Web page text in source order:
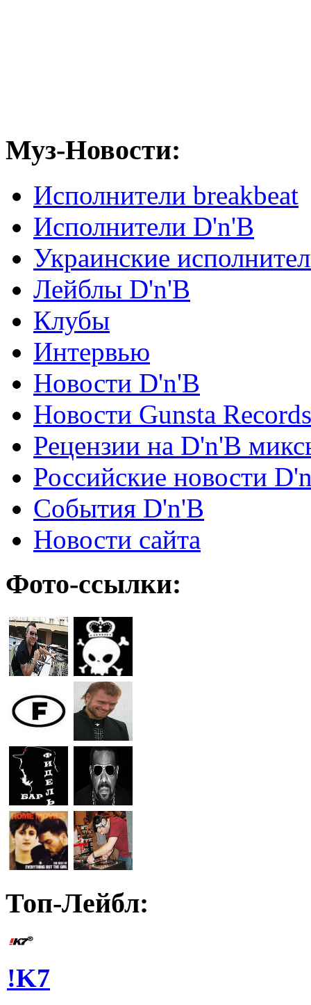
Муз-Новости:
Исполнители breakbeat
Исполнители D'n'B
Украинские
Лейблы D'n'B
Клубы
Интервью
Новости D'n'B
Новости Gunsta Records
Рецензии на D'n'B
Российские новости
События D'n'B
Новости сайта
Фото-ссылки:
Топ-Лейбл:
!K7